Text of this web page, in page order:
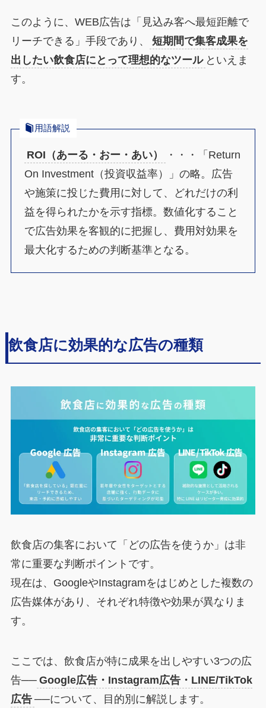
このように、WEB広告は「見込み客へ最短距離で
リーチできる」手段であり、
短期間で集客成果を
出したい飲食店にとって理想的なツール といえま
す。
用語解説
ROI（あーる・おー・あい）
・・・「Return
On Investment（投資収益率）」の略。広告
や施策に投じた費用に対して、どれだけの利
益を得られたかを示す指標。数値化すること
で広告効果を客観的に把握し、費用対効果を
最大化するための判断基準となる。
飲食店に効果的な広告の種類
飲食店の集客において「どの広告を使うか」は非
常に重要な判断ポイントです。
現在は、GoogleやInstagramをはじめとした複数の
広告媒体があり、それぞれ特徴や効果が異なりま
す。
ここでは、飲食店が特に成果を出しやすい3つの広
告── Google広告・Instagram広告・LINE/TikTok
広告 ──について、目的別に解説します。